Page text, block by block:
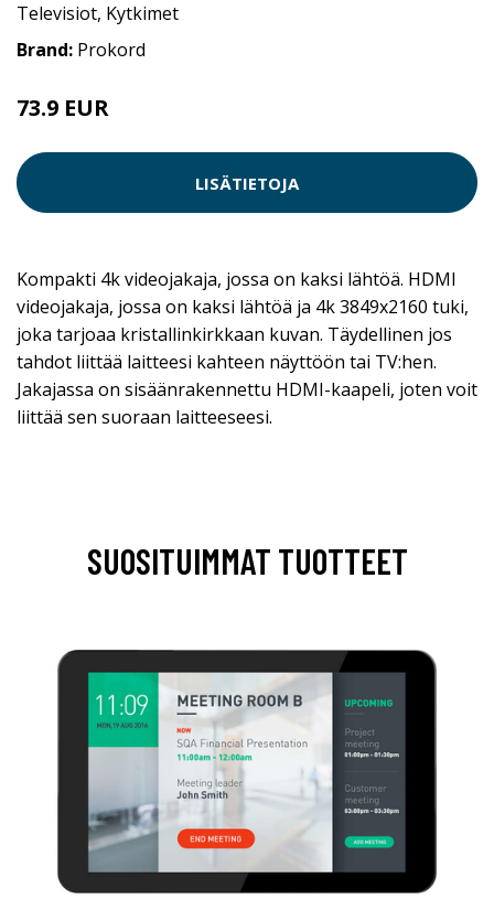
Televisiot, Kytkimet
Brand: Prokord
73.9 EUR
LISÄTIETOJA
Kompakti 4k videojakaja, jossa on kaksi lähtöä. HDMI
videojakaja, jossa on kaksi lähtöä ja 4k 3849x2160 tuki,
joka tarjoaa kristallinkirkkaan kuvan. Täydellinen jos
tahdot liittää laitteesi kahteen näyttöön tai TV:hen.
Jakajassa on sisäänrakennettu HDMI-kaapeli, joten voit
liittää sen suoraan laitteeseesi.
SUOSITUIMMAT TUOTTEET